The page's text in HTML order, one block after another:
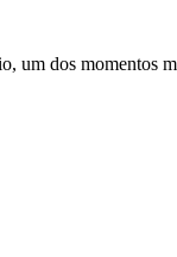
um dos momentos